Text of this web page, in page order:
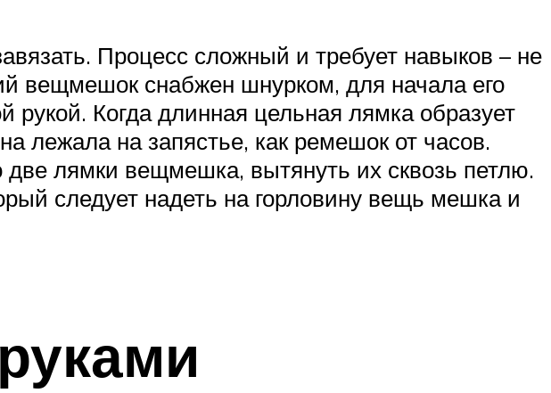
Процесс сложный и требует навыков – не
вещмешок снабжен шнурком, для начала его
рукой. Когда длинная цельная лямка образует
лежала на запястье, как ремешок от часов.
лямки вещмешка, вытянуть их сквозь петлю.
следует надеть на горловину вещь мешка и